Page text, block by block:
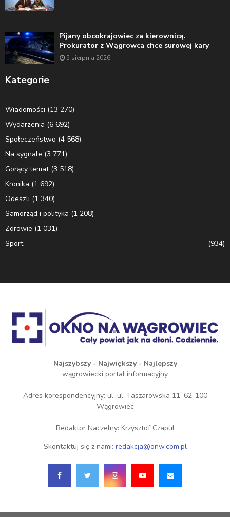
Pijany obcokrajowiec za kierownicą.
Prokurator z Wągrowca chce surowej kary
5 sierpnia 2026
Kategorie
Wiadomości (13 270)
Wydarzenia (6 692)
Społeczeństwo (4 568)
Na sygnale (3 771)
Gorący temat(3 518)
Kronika (1 692)
Odeszli (1 340)
Samorząd i polityka (1 208)
Zdrowie (1 031)
Sport
(934)
Najszybszy - Największy - Najlepszy
wągrowiecki portal informacyjny
Adres korespondencyjny: ul. ul. Taszarowska 11, 62-100
Wągrowiec
Redaktor Naczelny: Krzysztof Czapul
Skontaktuj się z nami: redakcja@onw.com.pl